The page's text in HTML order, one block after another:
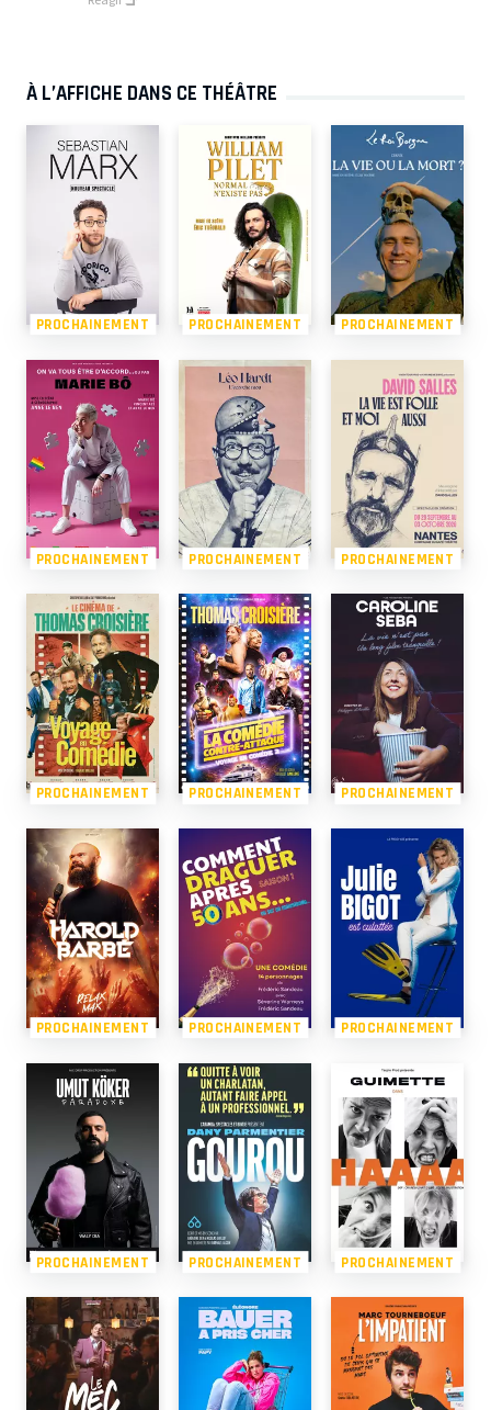
À L’AFFICHE DANS CE THÉÂTRE
PROCHAINEMENT PROCHAINEMENT PROCHAINEMENT
PROCHAINEMENT PROCHAINEMENT PROCHAINEMENT
PROCHAINEMENT PROCHAINEMENT PROCHAINEMENT
PROCHAINEMENT PROCHAINEMENT PROCHAINEMENT
PROCHAINEMENT PROCHAINEMENT PROCHAINEMENT